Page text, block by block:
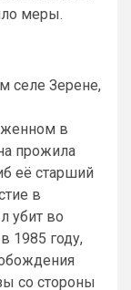
меры.
селе Зерене,
в
прожила
её старший
в
убит во
1985 году,
со стороны